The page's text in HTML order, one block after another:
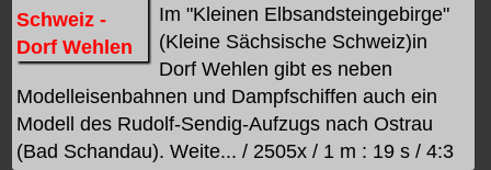
Im "Kleinen Elbsandsteingebirge"
(Kleine Sächsische Schweiz)in
Dorf Wehlen gibt es neben
Modelleisenbahnen und Dampfschiffen auch ein
Modell des Rudolf-Sendig-Aufzugs nach Ostrau
(Bad Schandau). Weite... / 2505x / 1 m : 19 s / 4:3